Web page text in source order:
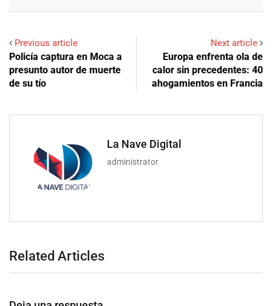
Previous article
Policía captura en Moca a
presunto autor de muerte
de su tío
Next article
Europa enfrenta ola de
calor sin precedentes: 40
ahogamientos en Francia
La Nave Digital
administrator
Related Articles